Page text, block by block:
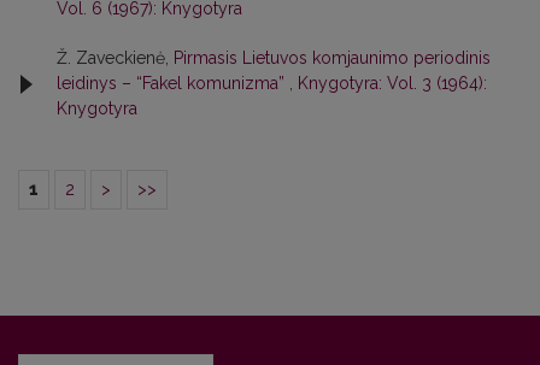
Vol. 6 (1967): Knygotyra
Ž. Zaveckienė, Pirmasis Lietuvos komjaunimo periodinis
leidinys – “Fakel komunizma”
Knygotyra: Vol. 3 (1964):
Knygotyra
1 2 > >>